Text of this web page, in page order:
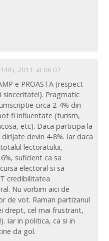
2011 at 06:07
e PROASTA (respect
sinceritate!). Pragmatic
circa 2-4% din
fi influentate (turism,
etc). Daca participa la
devin 4-8%. Iar daca
lectoratului,
suficient ca sa
electoral si sa
credibilitatea
Nu vorbim aici de
de vot. Raman partizanul
drept, cel mai frustrant,
Iar in politica, ca si in
da gol.